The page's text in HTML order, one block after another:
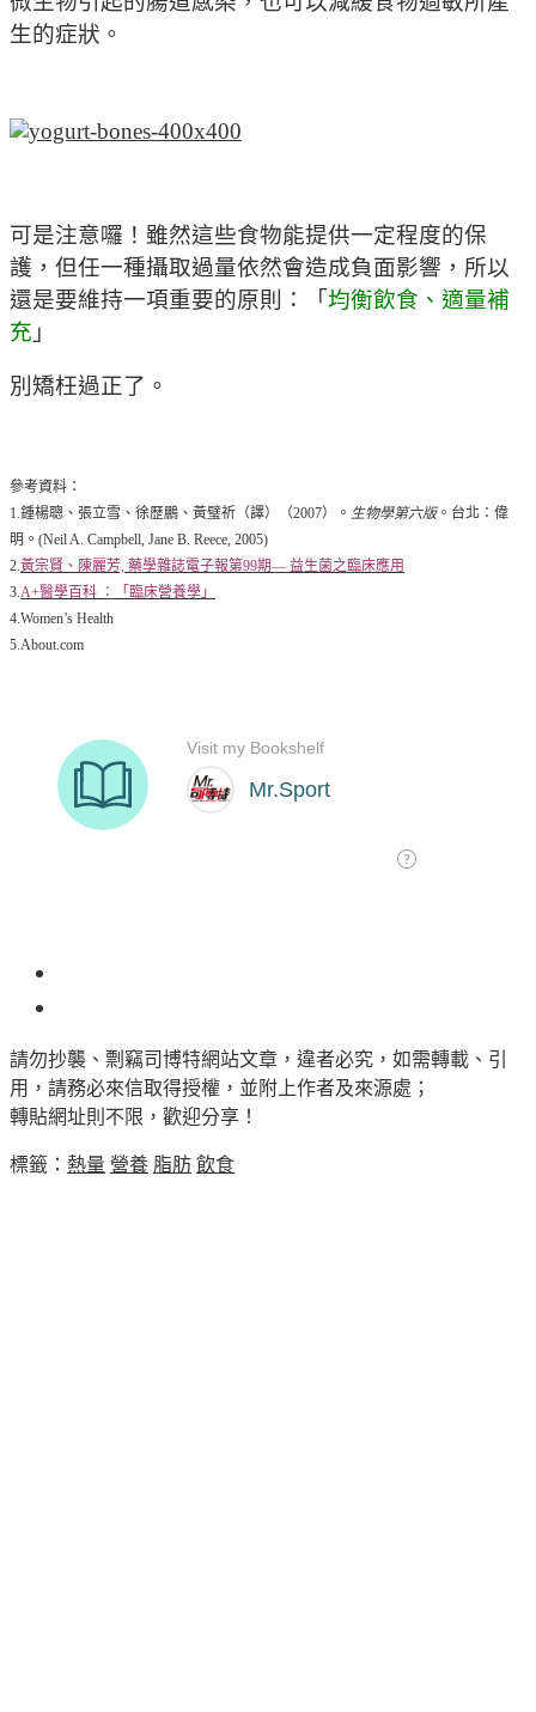
生的症狀。
可是注意囉！雖然這些食物能提供一定程度的保
護，但任一種攝取過量依然會造成負面影響，所以
還是要維持一項重要的原則：「均衡飲食、適量補
充 」
別矯枉過正了。
參考資料：
1.鍾楊聰、張立雪、徐歷鵬、黃璧祈（譯）（2007）。 生物學第六版。台北：偉
明。(Neil A. Campbell, Jane B. Reece, 2005)
2. 黃宗賢、陳麗芳, 藥學雜誌電子報第99期— 益生菌之臨床應用
3. A+醫學百科 ：「臨床營養學」
4.Women’s Health
5.About.com
請勿抄襲、剽竊司博特網站文章，違者必究，如需轉載、引
用，請務必來信取得授權，並附上作者及來源處；
轉貼網址則不限，歡迎分享！
標籤： 熱量 營養 脂肪 飲食